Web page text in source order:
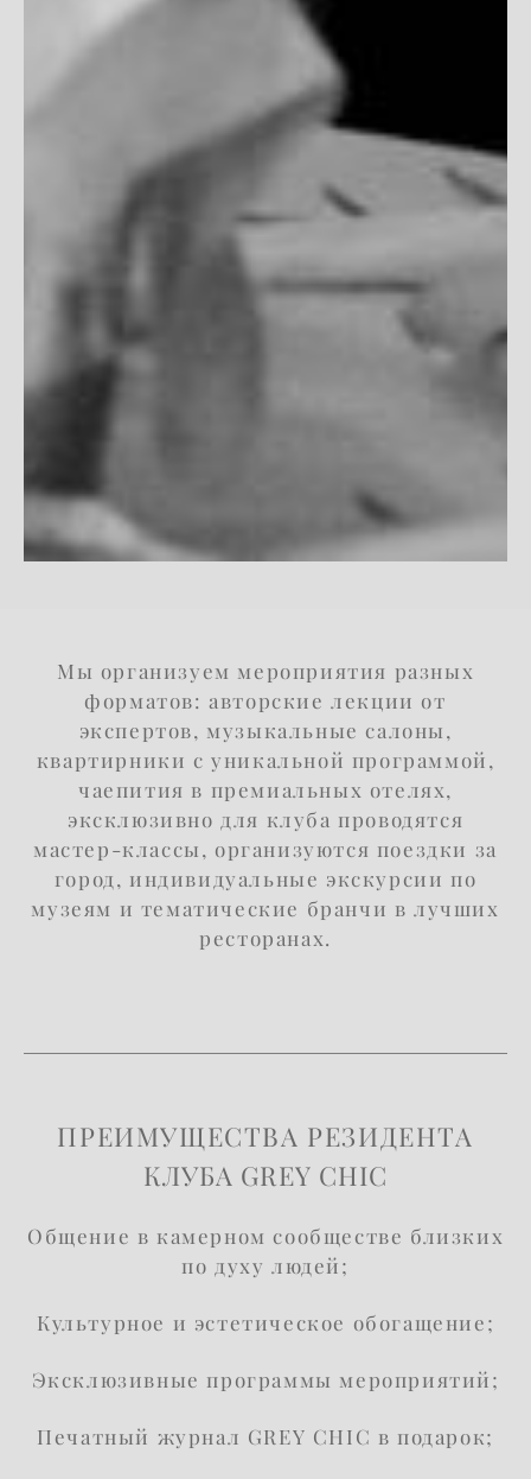
Мы организуем мероприятия разных
форматов: авторские лекции от
экспертов, музыкальные салоны,
квартирники с уникальной программой,
чаепития в премиальных отелях,
эксклюзивно для клуба проводятся
мастер-классы, организуются поездки за
город, индивидуальные экскурсии по
музеям и тематические бранчи в лучших
ресторанах.
ПРЕИМУЩЕСТВА РЕЗИДЕНТА
КЛУБА GREY CHIC
Общение в камерном сообществе близких
по духу людей;
Культурное и эстетическое обогащение;
Эксклюзивные программы мероприятий;
Печатный журнал GREY CHIC в подарок;